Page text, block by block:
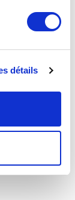
détails